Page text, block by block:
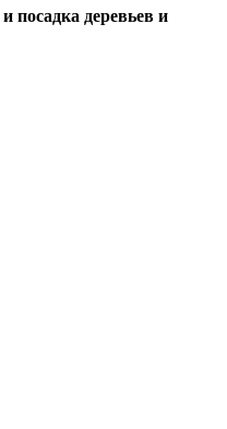
посадка деревьев и